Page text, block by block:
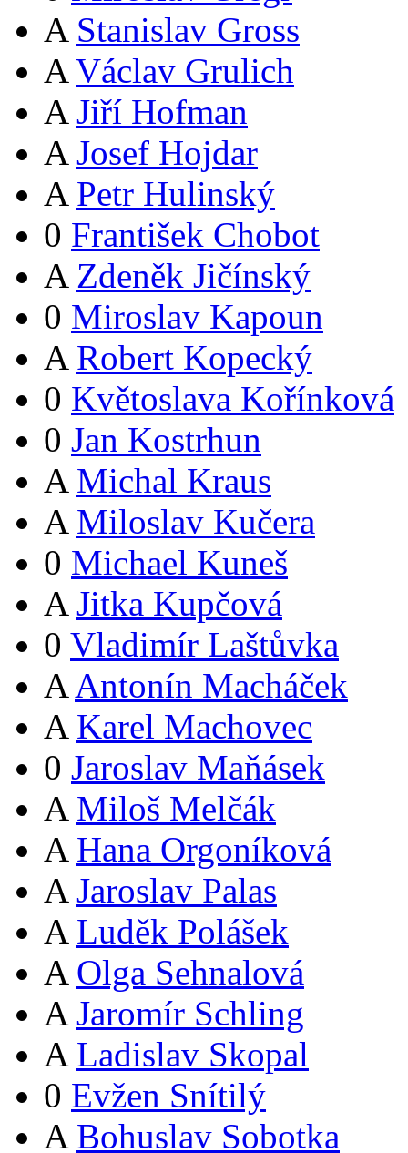
A Stanislav Gross
A Václav Grulich
A Jiří Hofman
A Josef Hojdar
A Petr Hulinský
0 František Chobot
A Zdeněk Jičínský
0 Miroslav Kapoun
A Robert Kopecký
0 Květoslava Kořínková
0 Jan Kostrhun
A Michal Kraus
A Miloslav Kučera
0 Michael Kuneš
A Jitka Kupčová
0 Vladimír Laštůvka
A Antonín Macháček
A Karel Machovec
0 Jaroslav Maňásek
A Miloš Melčák
A Hana Orgoníková
A Jaroslav Palas
A Luděk Polášek
A Olga Sehnalová
A Jaromír Schling
A Ladislav Skopal
0 Evžen Snítilý
A Bohuslav Sobotka